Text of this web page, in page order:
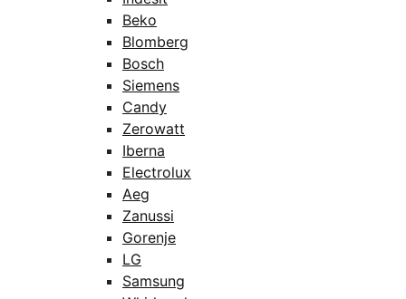
Beko
Blomberg
Bosch
Siemens
Candy
Zerowatt
Iberna
Electrolux
Aeg
Zanussi
Gorenje
LG
Samsung